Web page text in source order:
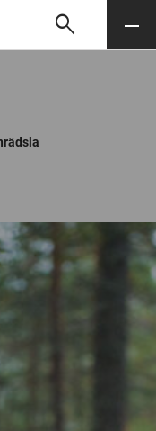
Söksearch Meny